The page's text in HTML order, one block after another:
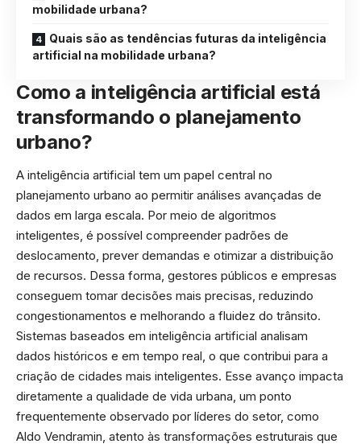
mobilidade urbana?
Quais são as tendências futuras da inteligência
artificial na mobilidade urbana?
Como a inteligência artificial está
transformando o planejamento
urbano?
A inteligência artificial tem um papel central no
planejamento urbano ao permitir análises avançadas de
dados em larga escala. Por meio de algoritmos
inteligentes, é possível compreender padrões de
deslocamento, prever demandas e otimizar a distribuição
de recursos. Dessa forma, gestores públicos e empresas
conseguem tomar decisões mais precisas, reduzindo
congestionamentos e melhorando a fluidez do trânsito.
Sistemas baseados em inteligência artificial analisam
dados históricos e em tempo real, o que contribui para a
criação de cidades mais inteligentes. Esse avanço impacta
diretamente a qualidade de vida urbana, um ponto
frequentemente observado por líderes do setor, como
Aldo Vendramin, atento às transformações estruturais que